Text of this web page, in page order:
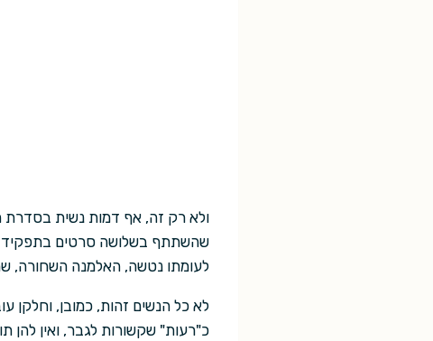
ולא רק זה, אף דמות נשית בסדרת
שהשתתף בשלושה סרטים בתפקיד
לעומתו נטשה, האלמנה השחורה,
לא כל הנשים זהות, כמובן, וחלקן
כ"רעות" שקשורות לגבר, ואין להן